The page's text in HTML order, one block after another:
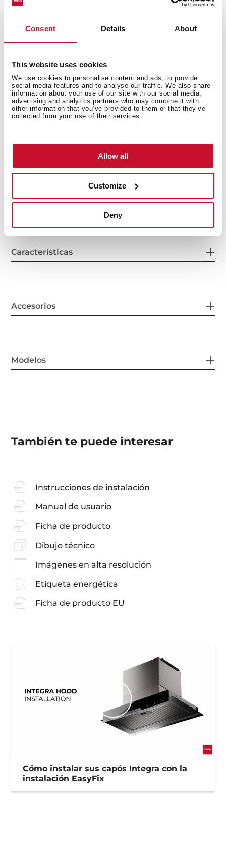
Consent Details About
This website uses cookies
We use cookies to personalise content and ads, to provide
social media features and to analyse our traffic. We also share
information about your use of our site with our social media,
advertising and analytics partners who may combine it with
other information that you’ve provided to them or that they’ve
collected from your use of their services.
Allow all
Customize
Deny
opcional
CNL 1C)
Clase energética D
Medidas generales
Características
Accesorios
Modelos
También te puede interesar
Instrucciones de instalación
Manual de usuario
Ficha de producto
Dibujo técnico
Imágenes en alta resolución
Etiqueta energética
Ficha de producto EU
Cómo instalar sus capós Integra con la
instalación EasyFix